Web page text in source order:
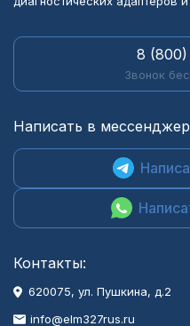
8 (800)
Звонок
Написать в
Контакты:
620075, ул. Пушкина, д.2
info@elm327rus.ru